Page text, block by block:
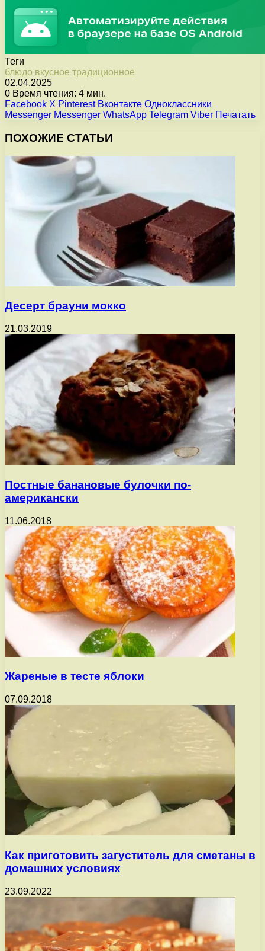
Теги
блюдо вкусное традиционное
02.04.2025
0 Время чтения: 4 мин.
Facebook X Pinterest Вконтакте Одноклассники
Messenger Messenger WhatsApp Telegram Viber Печатать
ПОХОЖИЕ СТАТЬИ
Десерт брауни мокко
21.03.2019
Постные банановые булочки по-
американски
11.06.2018
Жареные в тесте яблоки
07.09.2018
Как приготовить загуститель для сметаны в
домашних условиях
23.09.2022